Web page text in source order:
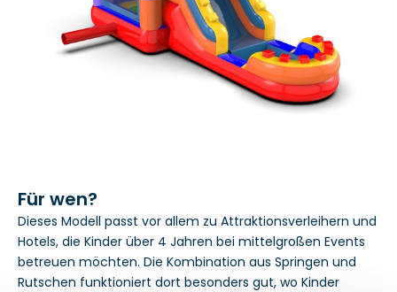
Für wen?
Dieses Modell passt vor allem zu Attraktionsverleihern und
Hotels, die Kinder über 4 Jahren bei mittelgroßen Events
betreuen möchten. Die Kombination aus Springen und
Rutschen funktioniert dort besonders gut, wo Kinder